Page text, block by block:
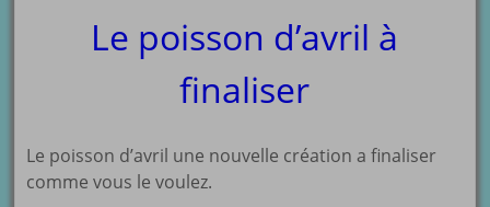
Le poisson d’avril à
finaliser
Le poisson d’avril une nouvelle création a finaliser
comme vous le voulez.